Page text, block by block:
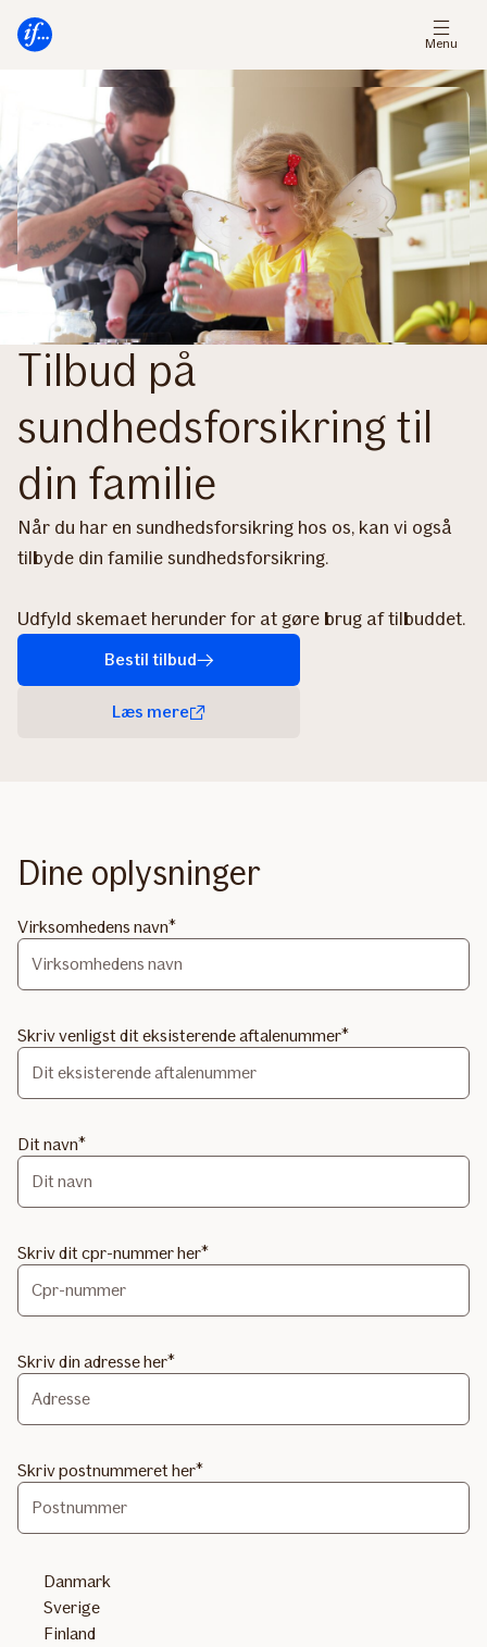
Menu
Tilbud på
sundhedsforsikring til
din familie
Når du har en sundhedsforsikring hos os, kan vi også
tilbyde din familie sundhedsforsikring.
Udfyld skemaet herunder for at gøre brug af tilbuddet.
Bestil tilbud
Læs mere
Dine oplysninger
Virksomhedens navn
Skriv venligst dit eksisterende aftalenummer
Dit navn
Skriv dit cpr-nummer her
Skriv din adresse her
Skriv postnummeret her
Danmark
Sverige
Finland